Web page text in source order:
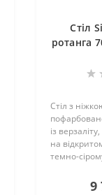
Стіл
ротанга
Стіл з
із
на
темно-
9